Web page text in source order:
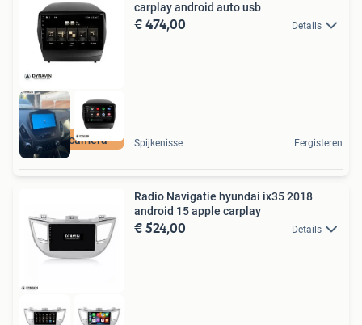
gratis camera
carplay android auto usb
€ 474,00 Details
Spijkenisse Eergisteren
Radio Navigatie hyundai ix35 2018
android 15 apple carplay
€ 524,00 Details